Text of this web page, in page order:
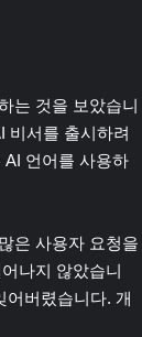
는 것을 보았습니
비서를 출시하려
언어를 사용하
은 사용자 요청을
나지 않았습니
어버렸습니다. 개